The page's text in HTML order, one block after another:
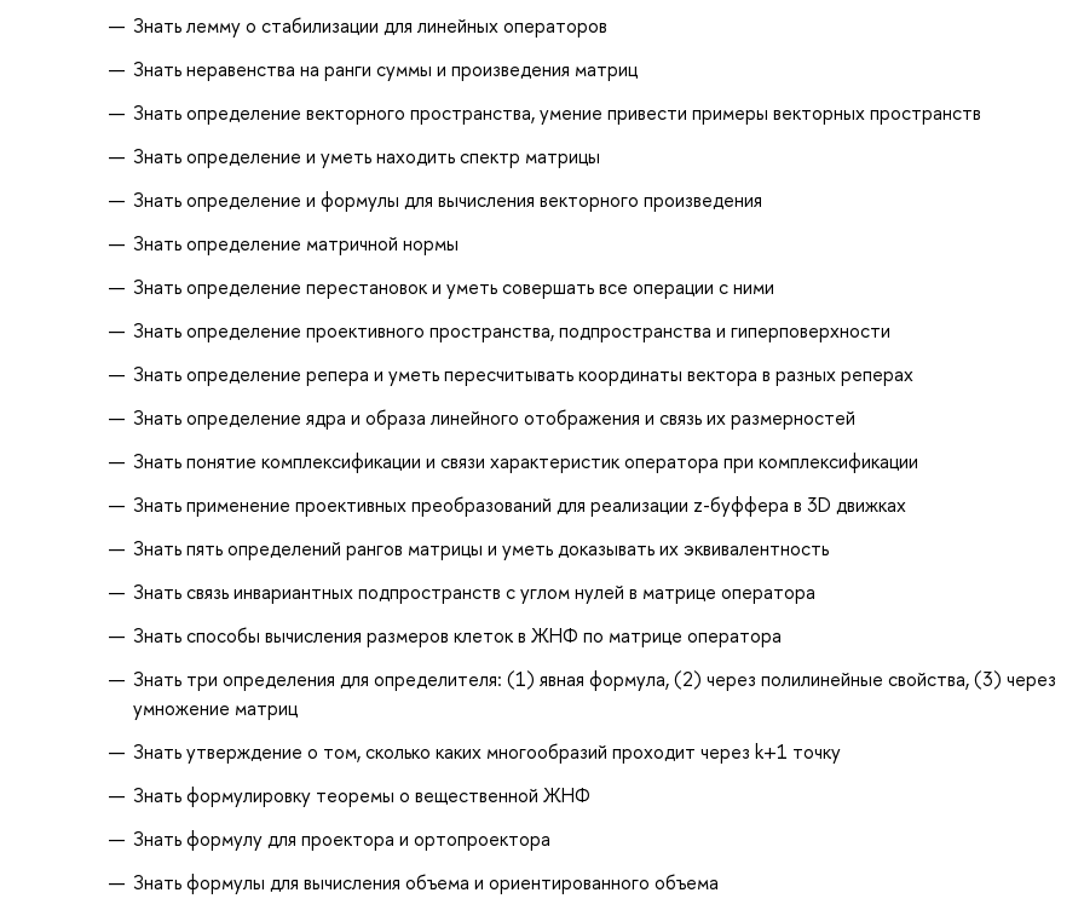
Знать лемму о стабилизации для линейных операторов
Знать неравенства на ранги суммы и произведения матриц
Знать определение векторного пространства, умение привести примеры векторных пространств
Знать определение и уметь находить спектр матрицы
Знать определение и формулы для вычисления векторного произведения
Знать определение матричной нормы
Знать определение перестановок и уметь совершать все операции с ними
Знать определение проективного пространства, подпространства и гиперповерхности
Знать определение репера и уметь пересчитывать координаты вектора в разных реперах
Знать определение ядра и образа линейного отображения и связь их размерностей
Знать понятие комплексификации и связи характеристик оператора при комплексификации
Знать применение проективных преобразований для реализации z-буффера в 3D движках
Знать пять определений рангов матрицы и уметь доказывать их эквивалентность
Знать связь инвариантных подпространств с углом нулей в матрице оператора
Знать способы вычисления размеров клеток в ЖНФ по матрице оператора
Знать три определения для определителя: (1) явная формула, (2) через полилинейные свойства, (3) через
умножение матриц
Знать утверждение о том, сколько каких многообразий проходит через k+1 точку
Знать формулировку теоремы о вещественной ЖНФ
Знать формулу для проектора и ортопроектора
Знать формулы для вычисления объема и ориентированного объема